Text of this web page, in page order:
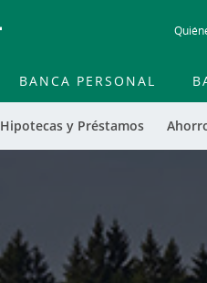
Hipotecas y Préstamos
BANCA PERSONAL